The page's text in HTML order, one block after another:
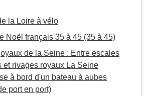
la Loire à vélo
Noël français 35 à 45 (35 à 45)
de la Seine : Entre escales
et rivages royaux La Seine
à bord d'un bateau à aubes
port en port)